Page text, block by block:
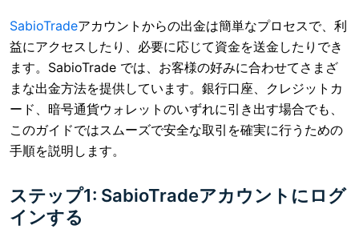
SabioTradeアカウントからの出金は簡単なプロセスで、利
益にアクセスしたり、必要に応じて資金を送金したりでき
ます。SabioTrade では、お客様の好みに合わせてさまざ
まな出金方法を提供しています。銀行口座、クレジットカ
ード、暗号通貨ウォレットのいずれに引き出す場合でも、
このガイドではスムーズで安全な取引を確実に行うための
手順を説明します。
ステップ1: SabioTradeアカウントにログ
インする